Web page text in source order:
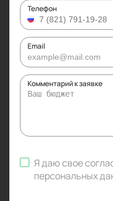
Телефон
Email
Комментарий к заявке
Я даю свое
персональных